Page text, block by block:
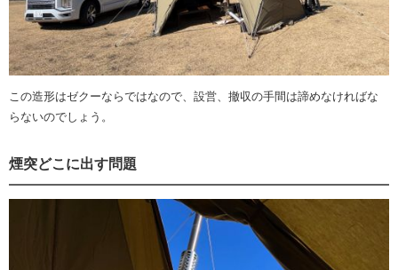
この造形はゼクーならではなので、設営、撤収の手間は諦めなければな
らないのでしょう。
煙突どこに出す問題